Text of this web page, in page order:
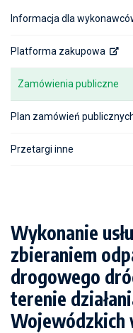
Informacja dla
Platforma zakupowa
Zamówienia publiczne
Plan zamówień
Przetargi inne
Wykonanie
zbieraniem
drogowego
terenie
Wojewódzkich